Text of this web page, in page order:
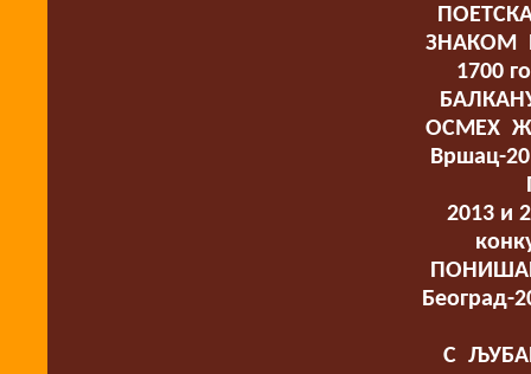
ЗНАКОМ
1700
ОСМЕХ
Вршац-
2013 и
Београд-
С